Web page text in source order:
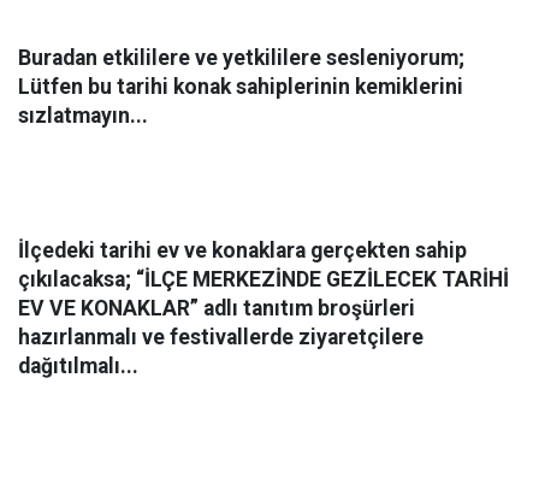
Buradan etkililere ve yetkililere sesleniyorum;
Lütfen bu tarihi konak sahiplerinin kemiklerini
sızlatmayın...
İlçedeki tarihi ev ve konaklara gerçekten sahip
çıkılacaksa; “İLÇE MERKEZİNDE GEZİLECEK TARİHİ
EV VE KONAKLAR” adlı tanıtım broşürleri
hazırlanmalı ve festivallerde ziyaretçilere
dağıtılmalı...